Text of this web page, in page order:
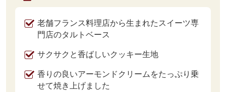
老舗フランス料理店から生まれたスイーツ専
門店のタルトベース
サクサクと香ばしいクッキー生地
香りの良いアーモンドクリームをたっぷり乗
せて焼き上げました